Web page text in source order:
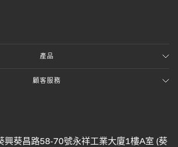
產品
顧客服務
興葵昌路58-70號永祥工業大廈1樓A室 (葵